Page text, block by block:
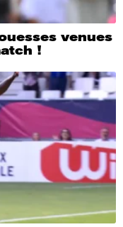
venues
!